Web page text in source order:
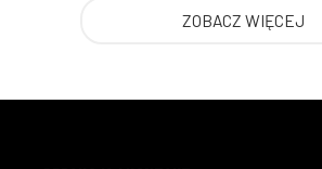
ZOBACZ WIĘCEJ